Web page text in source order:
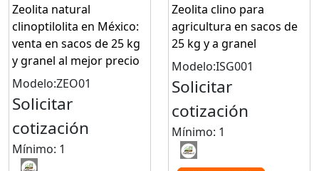
Zeolita natural
clinoptilolita en México:
venta en sacos de 25 kg
y granel al mejor precio
Modelo:ZEO01
Solicitar
cotización
Mínimo: 1
Zeolita clino para
agricultura en sacos de
25 kg y a granel
Modelo:ISG001
Solicitar
cotización
Mínimo: 1